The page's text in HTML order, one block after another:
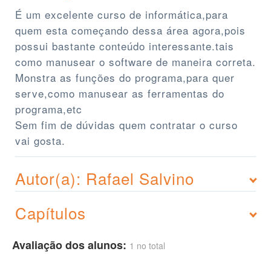
É um excelente curso de informática,para
quem esta começando dessa área agora,pois
possui bastante conteúdo interessante.tais
como manusear o software de maneira correta.
Monstra as funções do programa,para quer
serve,como manusear as ferramentas do
programa,etc
Sem fim de dúvidas quem contratar o curso
vai gosta.
Autor(a): Rafael Salvino
Capítulos
Avaliação dos alunos: 1 no total